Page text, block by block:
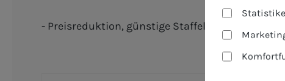
- Preisreduktion, günstige Staffelpreise - ideal